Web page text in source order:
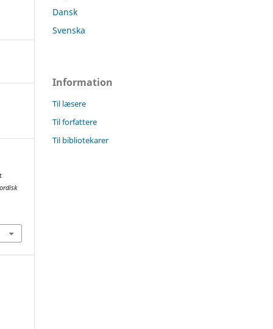
Dansk
Svenska
Information
Til læsere
Til forfattere
Til bibliotekarer